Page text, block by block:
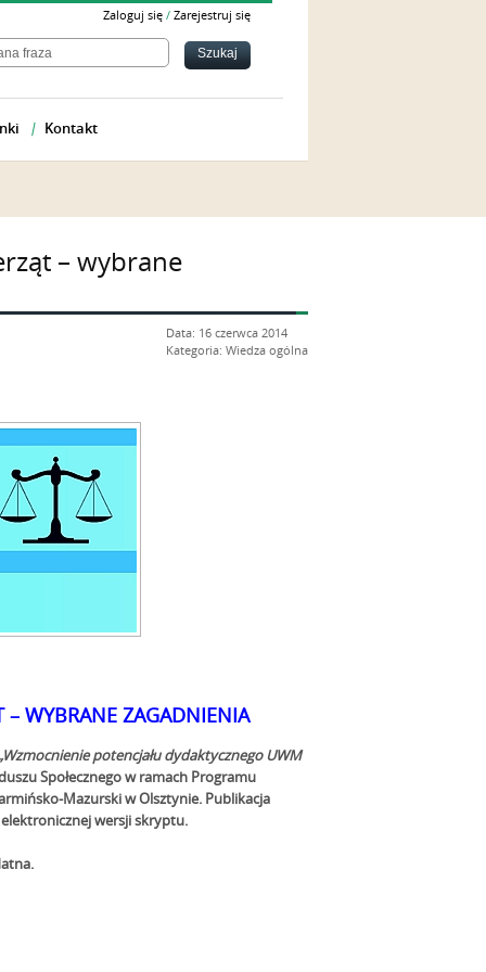
Zaloguj się / Zarejestruj się
Kontakt
– wybrane
Data: 16 czerwca 2014
Kategoria: Wiedza ogólna
– WYBRANE ZAGADNIENIA
potencjału dydaktycznego UWM
Społecznego w ramach Programu
Mazurski w Olsztynie. Publikacja
wersji skryptu.